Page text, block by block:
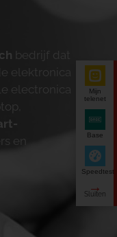
bedrijf dat
elektronica
electronica
en
Mijn
telenet
Base
Speedtest